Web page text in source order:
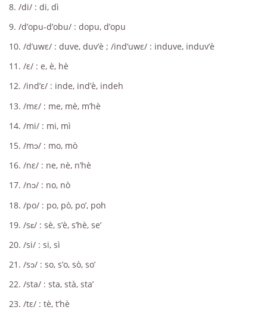
8. /di/ : di, dì
9. /d’opu-d’obu/ : dopu, d’opu
10. /d’uwε/ : duve, duv’è ; /ind’uwε/ : induve, induv’è
11. /ε/ : e, è, hè
12. /ind’ε/ : inde, ind’è, indeh
13. /mε/ : me, mè, m’hè
14. /mi/ : mi, mì
15. /mɔ/ : mo, mò
16. /nε/ : ne, nè, n’hè
17. /nɔ/ : no, nò
18. /po/ : po, pò, po’, poh
19. /sɛ/ : sè, s’è, s’hè, se’
20. /si/ : si, sì
21. /sɔ/ : so, s’o, sò, so’
22. /sta/ : sta, stà, sta’
23. /tε/ : tè, t’hè